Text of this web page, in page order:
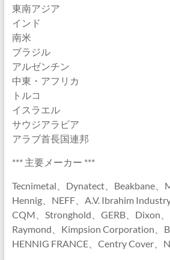
東南アジア
インド
南米
ブラジル
アルゼンチン
中東・アフリカ
トルコ
イスラエル
サウジアラビア
アラブ首長国連邦
*** 主要メーカー ***
Tecnimetal、Dynatect、Beakbane、
Hennig、NEFF、A.V. Ibrahim
CQM、Stronghold、GERB、Dixon
Raymond、Kimpsion Corporation、
HENNIG FRANCE、Centry Cover、